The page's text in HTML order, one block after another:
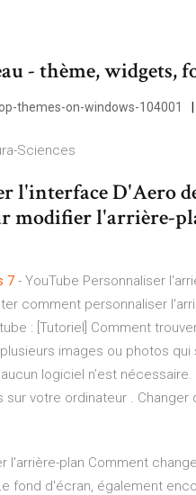
- thème, widgets,
themes-on-windows-104001
Sciences
l'interface D'Aero
modifier l'arrière-
7 - YouTube Personnaliser
comment personnaliser
: [Tutoriel] Comment
images ou photos qui
logiciel n’est
votre ordinateur . Changer
l'arrière-plan Comment
fond d'écran, également